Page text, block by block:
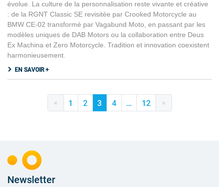
évolue. La culture de la personnalisation reste vivante et créative
: de la RGNT Classic SE revisitée par Crooked Motorcycle au
BMW CE-02 transformé par Vagabund Moto, en passant par les
modèles uniques de DAB Motors ou la collaboration entre Deus
Ex Machina et Zero Motorcycle. Tradition et innovation coexistent
harmonieusement.
EN SAVOIR +
« 1 2 3 4 … 12 »
Newsletter